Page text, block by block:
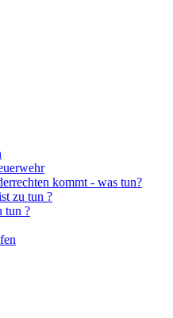
kommt - was tun?
zu tun ?
tun ?